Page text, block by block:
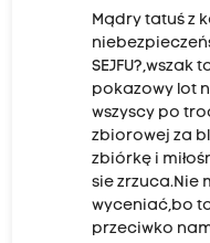
Mądry tatuś z
pokazowy lot
wszyscy po
zbiorowej za
zbiórkę i
sie zrzuca.Nie
wyceniać,bo
przeciwko